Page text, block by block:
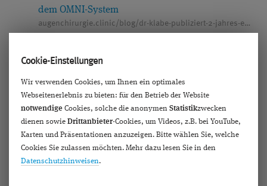
dem OMNI-System
augenchirurgie.clinic/blog/dr-klabe-publiziert-2-jahres-ergebnisse-mit-dem-visco-360-omni-system-zur-glaukombehandlung
— 09.06.2022
Renommierte Glaukomspezialisten
diskutierten beim MIGS-Symposium über
mikroinvasive Glaukomchirurgie
Cookie-Einstellungen
Wir verwenden Cookies, um Ihnen ein optimales
Webseitenerlebnis zu bieten: für den Betrieb der Website
notwendige Cookies, solche die anonymen Statistikzwecken
dienen sowie Drittanbieter-Cookies, um Videos, z.B. bei YouTube,
Karten und Präsentationen anzuzeigen. Bitte wählen Sie, welche
Cookies Sie zulassen möchten. Mehr dazu lesen Sie in den
Datenschutzhinweisen.